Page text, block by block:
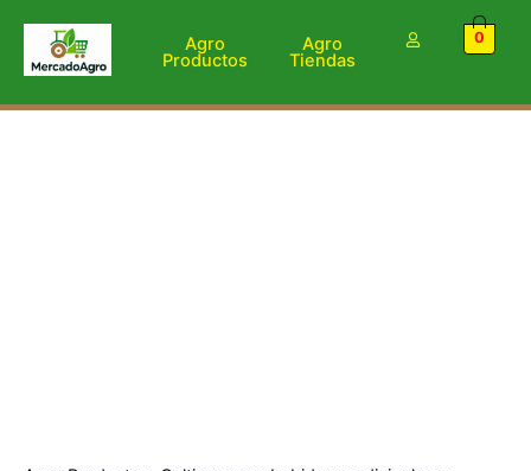
contenido
Agro
Productos
Agro
Tiendas
0